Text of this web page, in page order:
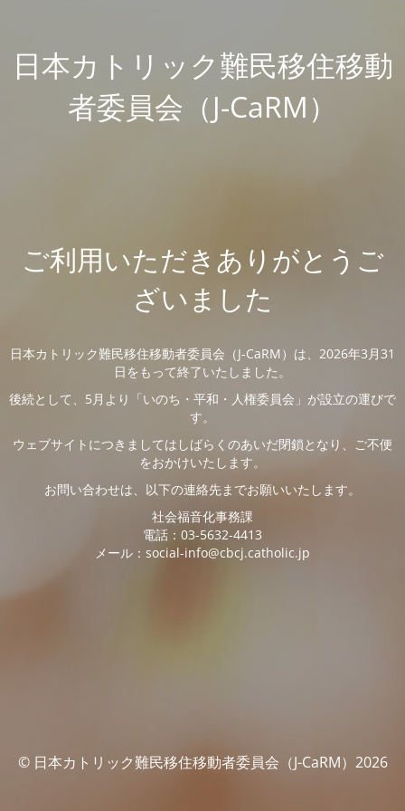
日本カトリック難民移住移動
者委員会（J-CaRM）
ご利用いただきありがとうご
ざいました
日本カトリック難民移住移動者委員会（J-CaRM）は、2026年3月31
日をもって終了いたしました。
後続として、5月より「いのち・平和・人権委員会」が設立の運びで
す。
ウェブサイトにつきましてはしばらくのあいだ閉鎖となり、ご不便
をおかけいたします。
お問い合わせは、以下の連絡先までお願いいたします。
社会福音化事務課
電話：03-5632-4413
メール：social-info@cbcj.catholic.jp
© 日本カトリック難民移住移動者委員会（J-CaRM）2026